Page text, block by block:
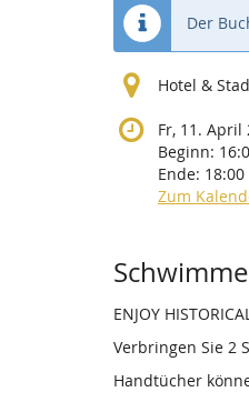
Der
Hotel &
Fr, 11. April
Beginn:
Ende: 18:00
Zum
ENJOY
Verbringen Sie 2
Handtücher